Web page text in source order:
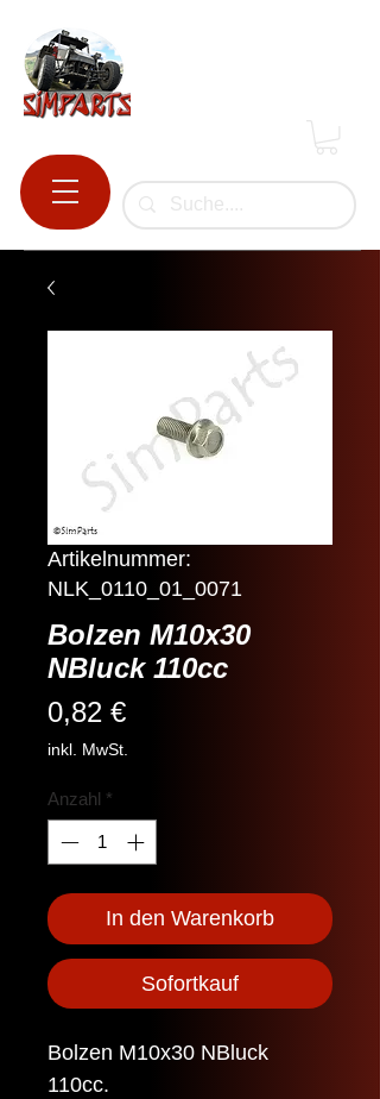
Artikelnummer:
NLK_0110_01_0071
Bolzen M10x30
NBluck 110cc
0,82 €Preis
inkl. MwSt.
Anzahl *
In den Warenkorb
Sofortkauf
Bolzen M10x30 NBluck
110cc.